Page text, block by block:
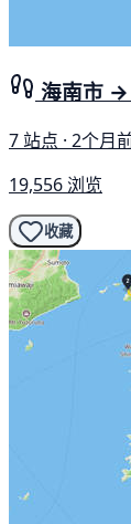
海南市 →
7 站点 · 2个月
19,556 浏览
收藏